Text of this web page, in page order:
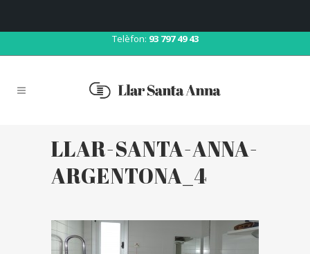
Telèfon: 93 797 49 43
LLAR-SANTA-ANNA-
ARGENTONA_4